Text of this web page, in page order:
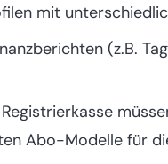
mit
(z.B.
Abo-Modelle für